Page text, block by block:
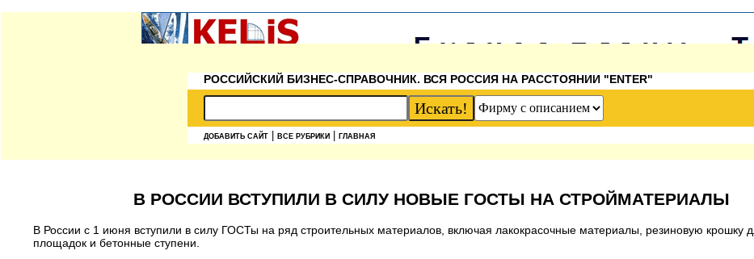
РОССИЙСКИЙ БИЗНЕС-СПРАВОЧНИК. ВСЯ РОССИЯ НА РАССТОЯНИИ "ENTER"
ДОБАВИТЬ САЙТ ВСЕ РУБРИКИ ГЛАВНАЯ
В РОССИИ ВСТУПИЛИ В СИЛУ НОВЫЕ ГОСТЫ НА СТРОЙМАТЕРИАЛЫ
В России с 1 июня вступили в силу ГОСТы на ряд строительных материалов, включая лакокрасочные материалы, резиновую крошку
площадок и бетонные ступени.